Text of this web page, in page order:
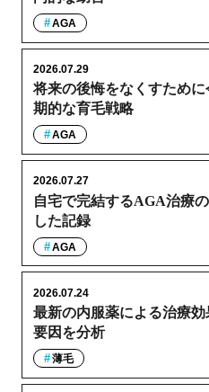
AGA
将来の後悔をなくすため
期的な育毛戦略
2026.07.29
AGA
自宅で完結するAGA治療
した記録
2026.07.27
AGA
最新の内服薬による治療
要因を分析
2026.07.24
薄毛